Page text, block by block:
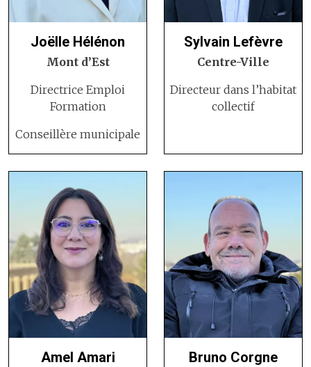
Joëlle Hélénon
Mont d’Est
Directrice Emploi
Formation
Conseillère municipale
Sylvain Lefèvre
Centre-Ville
Directeur dans l’habitat
collectif
Amel Amari Bruno Corgne